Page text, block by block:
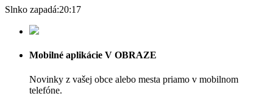
Slnko zapadá:20:17
Mobilné aplikácie V OBRAZE
Novinky z vašej obce alebo mesta priamo v mobilnom
telefóne.